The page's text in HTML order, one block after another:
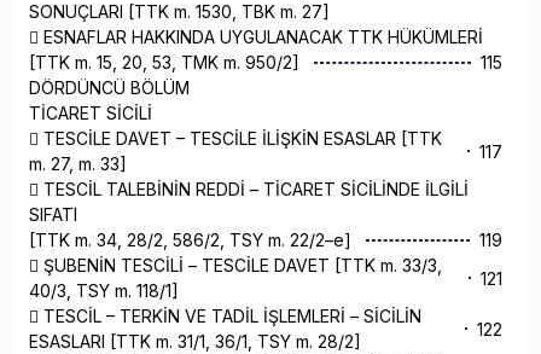
SONUÇLARI [TTK m. 1530, TBK m. 27]
 ESNAFLAR HAKKINDA UYGULANACAK TTK HÜKÜMLERİ
[TTK m. 15, 20, 53, TMK m. 950/2]
115
DÖRDÜNCÜ BÖLÜM
TİCARET SİCİLİ
 TESCİLE DAVET – TESCİLE İLİŞKİN ESASLAR [TTK
m. 27, m. 33]
117
 TESCİL TALEBİNİN REDDİ – TİCARET SİCİLİNDE İLGİLİ
SIFATI
[TTK m. 34, 28/2, 586/2, TSY m. 22/2–e]
119
 ŞUBENİN TESCİLİ – TESCİLE DAVET [TTK m. 33/3,
40/3, TSY m. 118/1]
121
 TESCİL – TERKİN VE TADİL İŞLEMLERİ – SİCİLİN
ESASLARI [TTK m. 31/1, 36/1, TSY m. 28/2]
122